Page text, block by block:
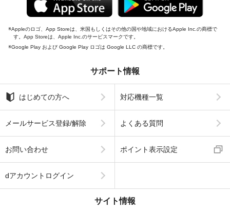
Appleのロゴ、App Storeは、米国もしくはその他の国や地域におけるApple Inc.の商標で
す。App Storeは、Apple Inc.のサービスマークです。
Google Play および Google Play ロゴは Google LLC の商標です。
サポート情報
はじめての方へ 対応機種一覧
メールサービス登録/解除 よくある質問
お問い合わせ ポイント表示設定
dアカウントログイン
サイト情報